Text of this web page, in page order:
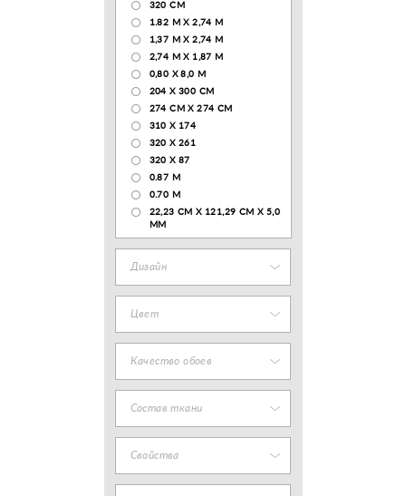
320 CM
1.82 М Х 2,74 М
1,37 М Х 2,74 М
2,74 М Х 1,87 М
0,80 Х 8,0 М
204 Х 300 СМ
274 СМ Х 274 СМ
310 X 174
320 X 261
320 X 87
0.87 M
0.70 M
22,23 CM X 121,29 CM X 5,0
MM
Дизайн
Цвет
Качество обоев
Состав ткани
Свойства